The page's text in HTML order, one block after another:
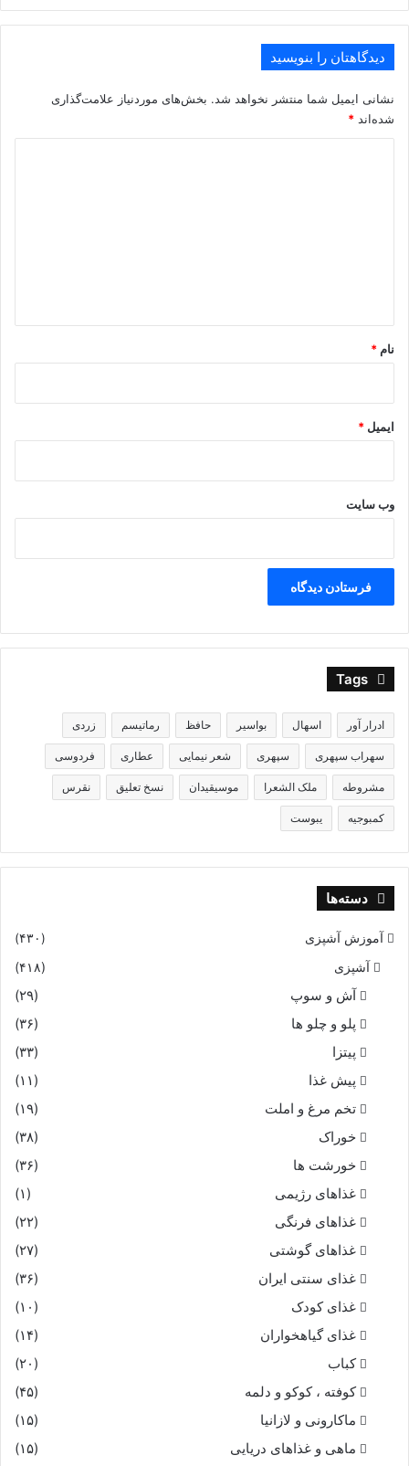
دیدگاهتان را بنویسید
نشانی ایمیل شما منتشر نخواهد شد. بخش‌های موردنیاز علامت‌گذاری
شده‌اند *
نام *
ایمیل *
وب‌ سایت
Tags
ادرار آور اسهال بواسیر حافظ رماتیسم زردی
سهراب سپهری سپهری شعر نیمایی عطاری فردوسی
مشروطه ملک الشعرا موسیقیدان نسخ تعلیق نقرس
کمبوجیه یبوست
دسته‌ها
آموزش آشپزی (۴۳۰)
آشپزی (۴۱۸)
آش و سوپ
(۲۹)
پلو و چلو ها
(۳۶)
پیتزا
(۳۳)
پیش غذا
(۱۱)
تخم مرغ و املت
(۱۹)
خوراک
(۳۸)
خورشت ها
(۳۶)
غذاهای رژیمی
(۱)
غذاهای فرنگی
(۲۲)
غذاهای گوشتی
(۲۷)
غذای سنتی ایران
(۳۶)
غذای کودک
(۱۰)
غذای گیاهخواران
(۱۴)
کباب
(۲۰)
کوفته ، کوکو و دلمه
(۴۵)
ماکارونی و لازانیا
(۱۵)
ماهی و غذاهای دریایی
(۱۵)